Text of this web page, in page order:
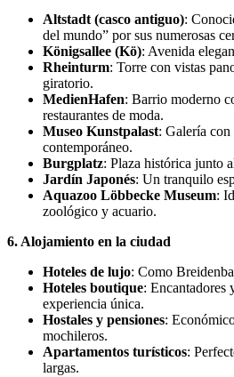
Altstadt (casco antiguo):
del mundo” por sus numerosas
Königsallee (Kö): Avenida
Rheinturm: Torre con vistas
giratorio.
MedienHafen: Barrio moderno
restaurantes de moda.
Museo Kunstpalast: Galería con
contemporáneo.
Burgplatz: Plaza histórica junto
Jardín Japonés: Un tranquilo
Aquazoo Löbbecke Museum:
zoológico y acuario.
6. Alojamiento en la ciudad
Hoteles de lujo: Como
Hoteles boutique: Encantadores
experiencia única.
Hostales y pensiones:
mochileros.
Apartamentos turísticos:
largas.